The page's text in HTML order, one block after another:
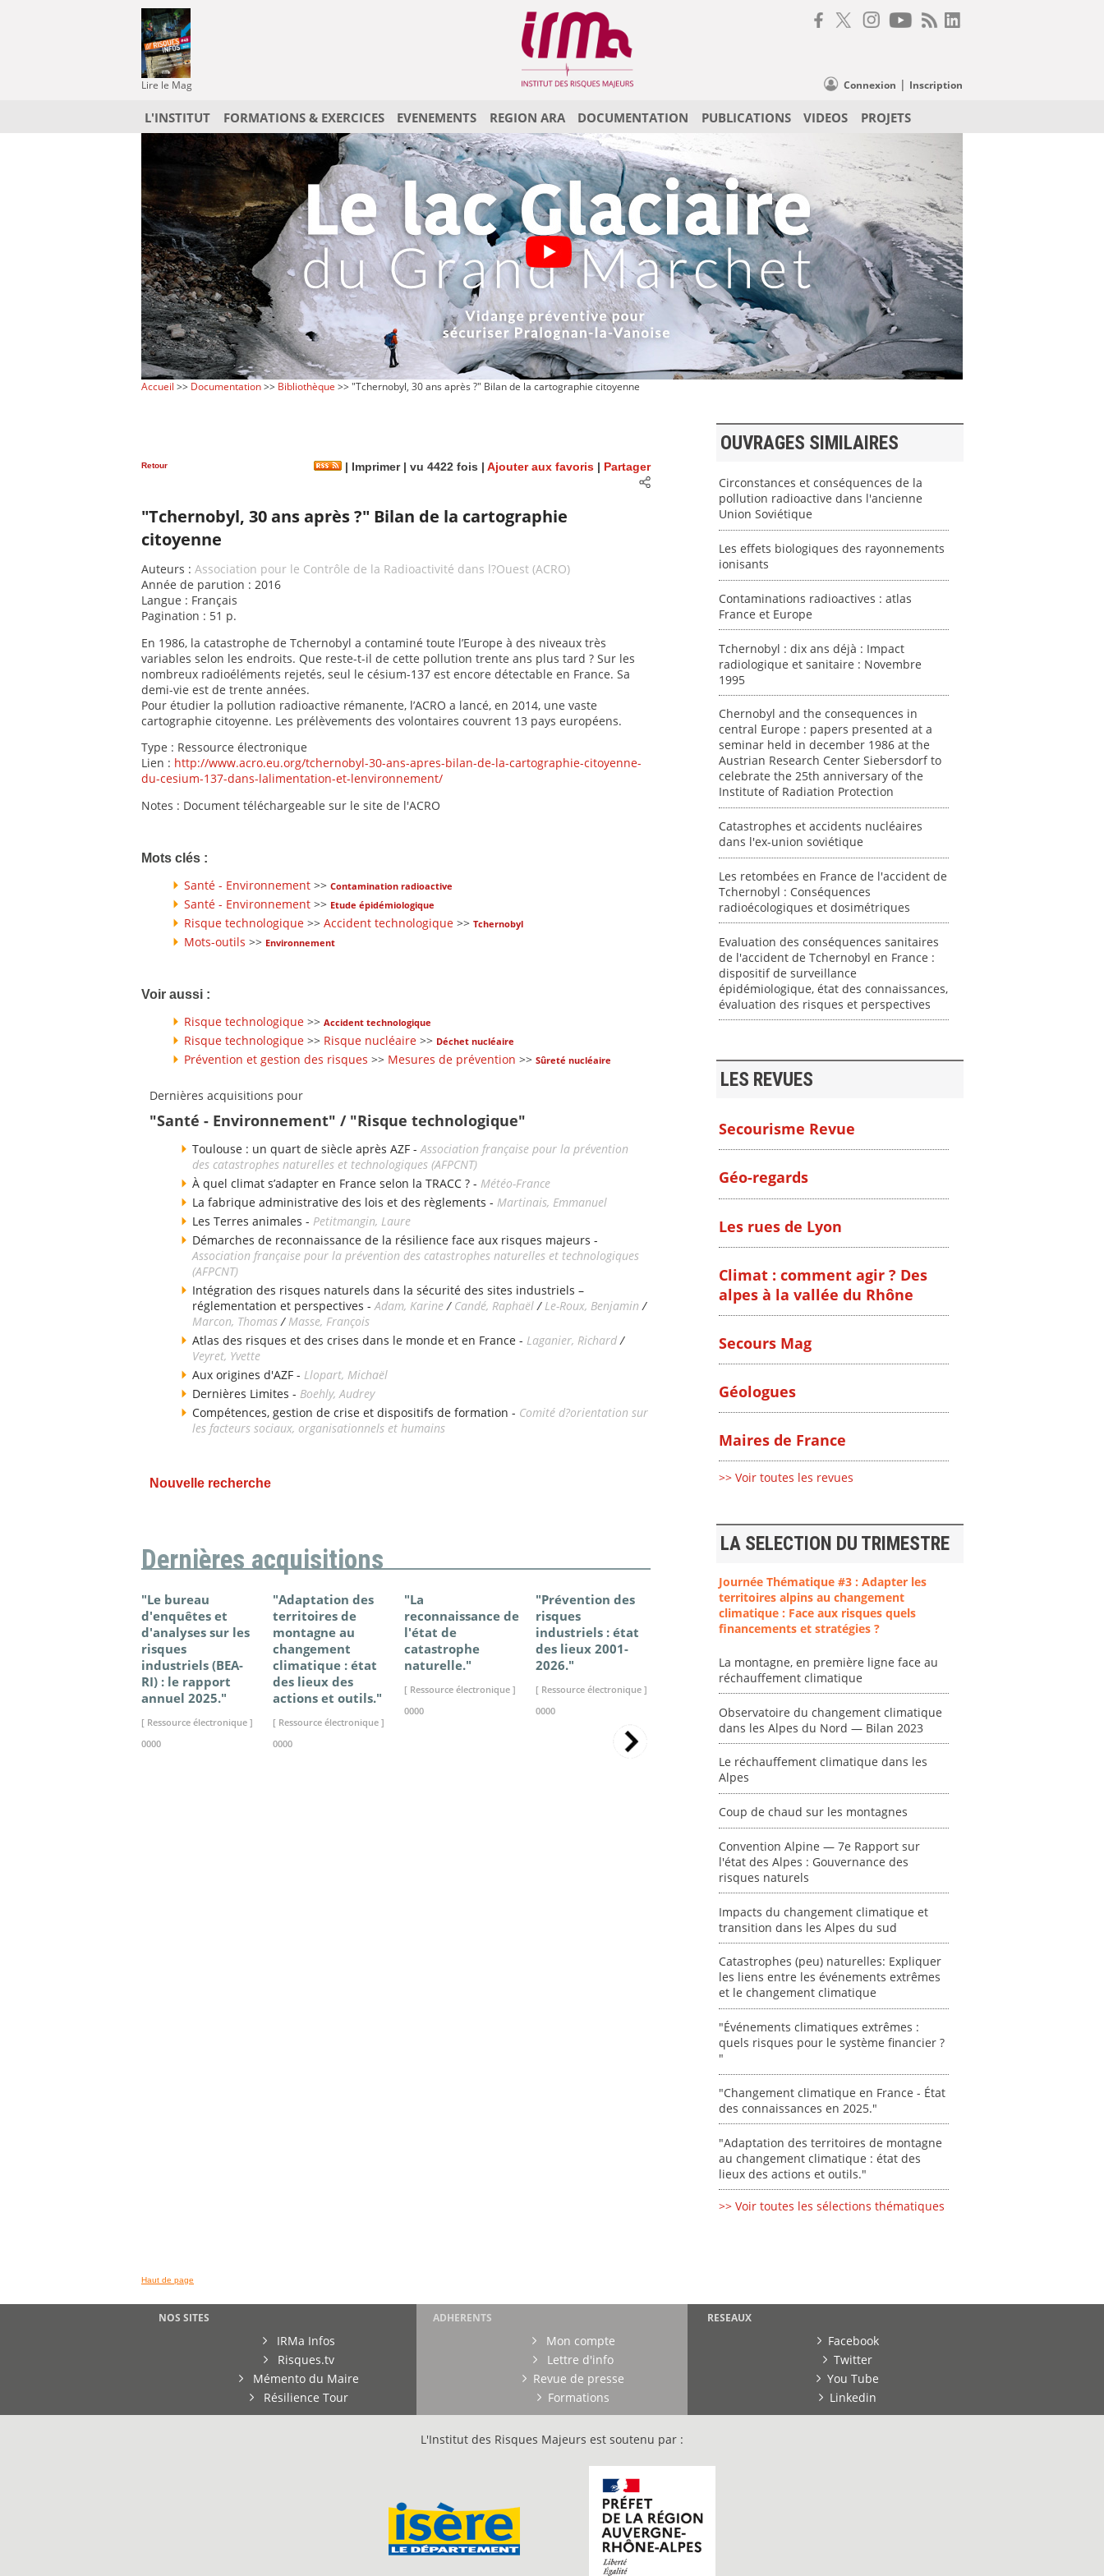
Lire le Mag Connexion | Inscription
L'INSTITUT FORMATIONS & EXERCICES EVENEMENTS REGION ARA DOCUMENTATION PUBLICATIONS VIDEOS PROJETS
Accueil >> Documentation>> Bibliothèque >> "Tchernobyl, 30 ans après ?" Bilan de la cartographie citoyenne
Retour Imprimer| vu 4422 fois | Ajouter aux favoris Partager
"Tchernobyl, 30 ans après ?" Bilan de la cartographie
citoyenne
Auteurs : Association pour le Contrôle de la Radioactivité dans l?Ouest (ACRO)
Année de parution : 2016
Langue : Français
Pagination : 51 p.
En 1986, la catastrophe de Tchernobyl a contaminé toute l’Europe à des niveaux très
variables selon les endroits. Que reste-t-il de cette pollution trente ans plus tard ? Sur les
nombreux radioéléments rejetés, seul le césium-137 est encore détectable en France. Sa
demi-vie est de trente années.
Pour étudier la pollution radioactive rémanente, l’ACRO a lancé, en 2014, une vaste
cartographie citoyenne. Les prélèvements des volontaires couvrent 13 pays européens.
Type : Ressource électronique
Lien : http://www.acro.eu.org/tchernobyl-30-ans-apres-bilan-de-la-cartographie-citoyenne-
du-cesium-137-dans-lalimentation-et-lenvironnement/
Notes : Document téléchargeable sur le site de l'ACRO
Mots clés :
Santé - Environnement >> Contamination radioactive
Santé - Environnement >> Etude épidémiologique
Risque technologique >> Accident technologique >> Tchernobyl
Mots-outils >> Environnement
Voir aussi :
Risque technologique >> Accident technologique
Risque technologique >> Risque nucléaire >> Déchet nucléaire
Prévention et gestion des risques >> Mesures de prévention >> Sûreté nucléaire
Dernières acquisitions pour
"Santé - Environnement" / "Risque technologique"
Toulouse : un quart de siècle après AZF -Association française pour la prévention
des catastrophes naturelles et technologiques (AFPCNT)
À quel climat s’adapter en France selon la TRACC ? - Météo-France
La fabrique administrative des lois et des règlements - Martinais, Emmanuel
Les Terres animales - Petitmangin, Laure
Démarches de reconnaissance de la résilience face aux risques majeurs -
Association française pour la prévention des catastrophes naturelles et technologiques
(AFPCNT)
Intégration des risques naturels dans la sécurité des sites industriels –
réglementation et perspectives -Adam, Karine/ Candé, Raphaël/ Le-Roux, Benjamin /
Marcon, Thomas/Masse, François
Atlas des risques et des crises dans le monde et en France - Laganier, Richard/
Veyret, Yvette
Aux origines d'AZF - Llopart, Michaël
Dernières Limites - Boehly, Audrey
Compétences, gestion de crise et dispositifs de formation - Comité d?orientation sur
les facteurs sociaux, organisationnels et humains
Nouvelle recherche
Dernières acquisitions
"Le bureau
d'enquêtes et
d'analyses sur les
risques
industriels (BEA-
RI) : le rapport
annuel 2025."
[ Ressource électronique ]
0000
"Adaptation des
territoires de
montagne au
changement
climatique : état
des lieux des
actions et outils."
[ Ressource électronique ]
0000
"La
reconnaissance de
l'état de
catastrophe
naturelle."
[ Ressource électronique ]
0000
"Prévention des
risques
industriels : état
des lieux 2001-
2026."
[ Ressource électronique ]
0000
"Changement
climatique en
France - État des
"Plan ministériel
de gestion des
vagues de
[ Ressource électronique ]
0000
système financier
OUVRAGES SIMILAIRES
Circonstances et conséquences de la
pollution radioactive dans l'ancienne
Union Soviétique
Les effets biologiques des rayonnements
ionisants
Contaminations radioactives : atlas
France et Europe
Tchernobyl : dix ans déjà : Impact
radiologique et sanitaire : Novembre
1995
Chernobyl and the consequences in
central Europe : papers presented at a
seminar held in december 1986 at the
Austrian Research Center Siebersdorf to
celebrate the 25th anniversary of the
Institute of Radiation Protection
Catastrophes et accidents nucléaires
dans l'ex-union soviétique
Les retombées en France de l'accident de
Tchernobyl : Conséquences
radioécologiques et dosimétriques
Evaluation des conséquences sanitaires
de l'accident de Tchernobyl en France :
dispositif de surveillance
épidémiologique, état des connaissances,
évaluation des risques et perspectives
LES REVUES
Secourisme Revue
Géo-regards
Les rues de Lyon
Climat : comment agir ? Des
alpes à la vallée du Rhône
Secours Mag
Géologues
Maires de France
>> Voir toutes les revues
LA SELECTION DU TRIMESTRE
Journée Thématique #3 : Adapter les
territoires alpins au changement
climatique : Face aux risques quels
financements et stratégies ?
La montagne, en première ligne face au
réchauffement climatique
Observatoire du changement climatique
dans les Alpes du Nord — Bilan 2023
Le réchauffement climatique dans les
Alpes
Coup de chaud sur les montagnes
Convention Alpine — 7e Rapport sur
l'état des Alpes : Gouvernance des
risques naturels
Impacts du changement climatique et
transition dans les Alpes du sud
Catastrophes (peu) naturelles: Expliquer
les liens entre les événements extrêmes
et le changement climatique
"Événements climatiques extrêmes :
quels risques pour le système financier ?
"
"Changement climatique en France - État
des connaissances en 2025."
"Adaptation des territoires de montagne
au changement climatique : état des
lieux des actions et outils."
>> Voir toutes les sélections thématiques
Haut de page
NOS SITES
IRMa Infos
Risques.tv
Mémento du Maire
Résilience Tour
ADHERENTS
Mon compte
Lettre d'info
Revue de presse
Formations
RESEAUX
Facebook
Twitter
You Tube
Linkedin
L'Institut des Risques Majeurs est soutenu par :